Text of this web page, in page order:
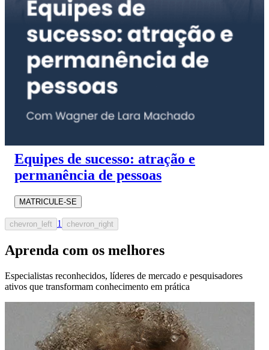
Equipes de sucesso: atração e
permanência de pessoas
MATRICULE-SE
chevron_left 1 chevron_right
Aprenda com os melhores
Especialistas reconhecidos, líderes de mercado e pesquisadores
ativos que transformam conhecimento em prática